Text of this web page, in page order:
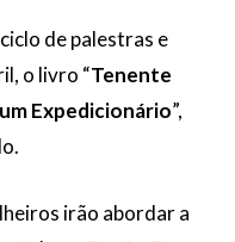
de palestras e
o livro “Tenente
Expedicionário”,
irão abordar a